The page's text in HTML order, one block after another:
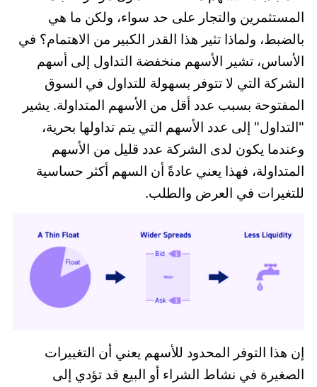
المستثمرين والتجار على حد سواء، ولكن ما هي
بالضبط، ولماذا تثير هذا القدر الكبير من الاهتمام؟ في
الأساس، تشير الأسهم منخفضة التداول إلى أسهم
الشركة التي لا تتوفر بسهولة للتداول في السوق
المفتوحة بسبب عدد أقل من الأسهم المتداولة. يشير
"التداول" إلى عدد الأسهم التي يتم تداولها بحرية،
وعندما يكون لدى الشركة عدد قليل من الأسهم
المتداولة، فهذا يعني عادةً أن السهم أكثر حساسية
للتغيرات في العرض والطلب.
إن هذا التوفر المحدود للأسهم يعني أن التغييرات
الصغيرة في نشاط الشراء أو البيع قد تؤدي إلى